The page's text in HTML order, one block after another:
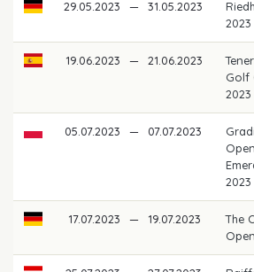
29.05.2023 — 31.05.2023
19.06.2023 — 21.06.2023
Golf
05.07.2023 — 07.07.2023
17.07.2023 — 19.07.2023
The